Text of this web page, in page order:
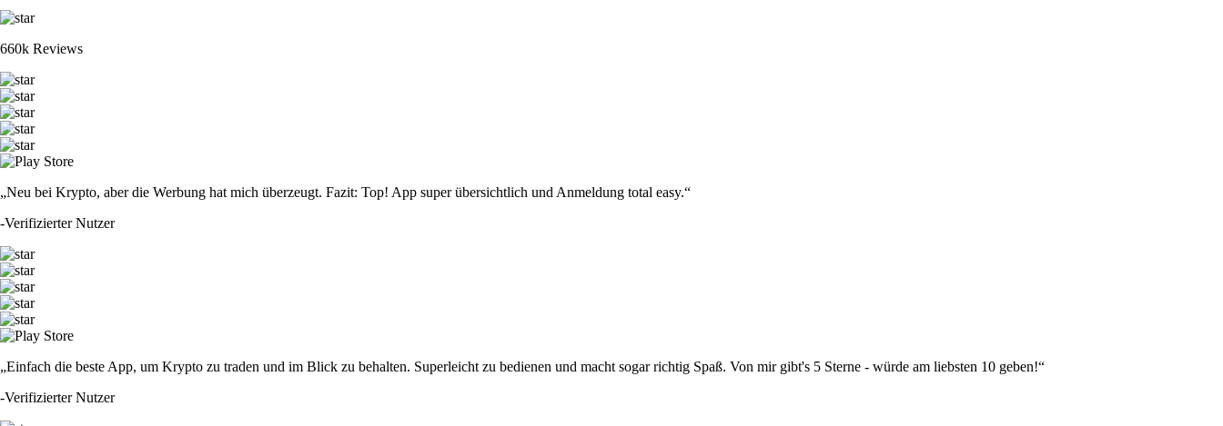
660k Reviews
„Neu bei Krypto, aber die Werbung hat mich überzeugt. Fazit: Top! App super übersichtlich und Anmeldung total easy.“
-Verifizierter Nutzer
„Einfach die beste App, um Krypto zu traden und im Blick zu behalten. Superleicht zu bedienen und macht sogar richtig Spaß. Von mir gibt's 5 Sterne - würde am liebsten 10 geben!“
-Verifizierter Nutzer